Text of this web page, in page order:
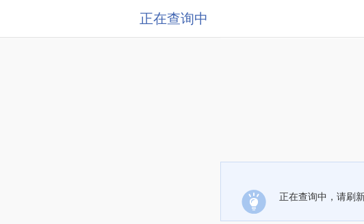
正在查询中
正在查询中，请刷